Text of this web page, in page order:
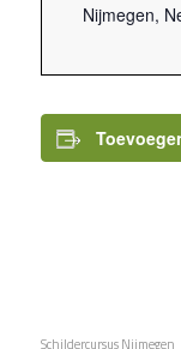
Nijmegen,
Schildercursus Nijmegen